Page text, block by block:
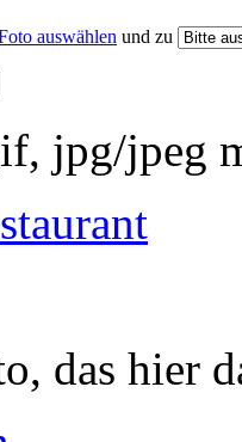
auswählen und zu
jpg/jpeg
das hier